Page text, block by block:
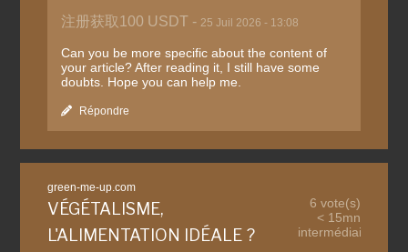
注册获取100 USDT -25 Juil 2026 - 13:08
Can you be more specific about the content of
your article? After reading it, I still have some
doubts. Hope you can help me.
Répondre
green-me-up.com
VÉGÉTALISME,
L'ALIMENTATION IDÉALE ?
6 vote(s)
< 15mn
intermédiaire